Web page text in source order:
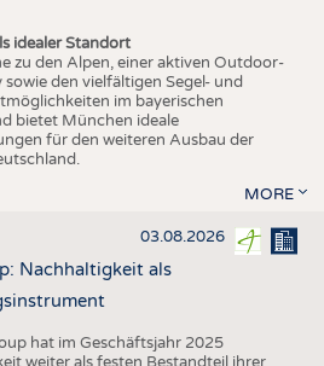
idealer Standort
zu den Alpen, einer aktiven Outdoor-
den vielfältigen Segel- und
im bayerischen
bietet München ideale
für den weiteren Ausbau der
MORE
03.08.2026
Nachhaltigkeit als
hat im Geschäftsjahr 2025